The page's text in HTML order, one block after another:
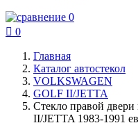
0
 0
Главная
Каталог автостекол
VOLKSWAGEN
GOLF II/JETTA
Стекло правой
II/JETTA 1983-1991